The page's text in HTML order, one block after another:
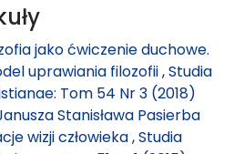
jako ćwiczenie duchowe.
uprawiania filozofii,Studia
Tom 54 Nr 3 (2018)
Stanisława Pasierba
wizji człowieka,Studia